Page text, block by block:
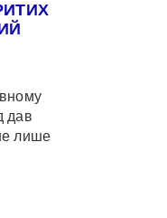
дав
лише